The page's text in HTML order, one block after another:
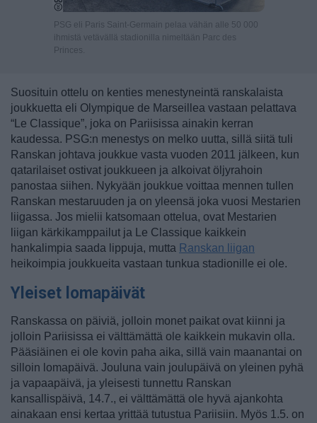
PSG eli Paris Saint-Germain pelaa vähän alle 50 000
ihmistä vetävällä stadionilla nimeltään Parc des
Princes.
Suosituin ottelu on kenties menestyneintä ranskalaista
joukkuetta eli Olympique de Marseillea vastaan pelattava
“Le Classique”, joka on Pariisissa ainakin kerran
kaudessa. PSG:n menestys on melko uutta, sillä siitä tuli
Ranskan johtava joukkue vasta vuoden 2011 jälkeen, kun
qatarilaiset ostivat joukkueen ja alkoivat öljyrahoin
panostaa siihen. Nykyään joukkue voittaa mennen tullen
Ranskan mestaruuden ja on yleensä joka vuosi Mestarien
liigassa. Jos mielii katsomaan ottelua, ovat Mestarien
liigan kärkikamppailut ja Le Classique kaikkein
hankalimpia saada lippuja, mutta Ranskan liigan
heikoimpia joukkueita vastaan tunkua stadionille ei ole.
Yleiset lomapäivät
Ranskassa on päiviä, jolloin monet paikat ovat kiinni ja
jolloin Pariisissa ei välttämättä ole kaikkein mukavin olla.
Pääsiäinen ei ole kovin paha aika, sillä vain maanantai on
silloin lomapäivä. Jouluna vain joulupäivä on yleinen pyhä
ja vapaapäivä, ja yleisesti tunnettu Ranskan
kansallispäivä, 14.7., ei välttämättä ole hyvä ajankohta
ainakaan ensi kertaa yrittää tutustua Pariisiin. Myös 1.5. on